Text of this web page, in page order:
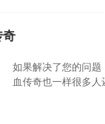
奇
如果解决了您的问
血传奇也一样很多